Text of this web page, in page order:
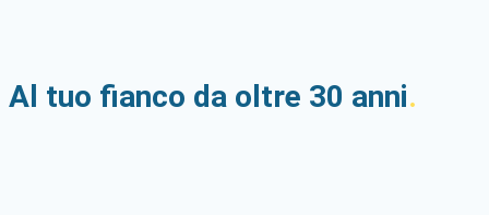
Al tuo fianco da oltre 30 anni.